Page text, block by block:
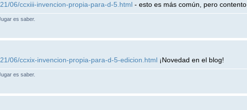
06/ccxiii-invencion-propia-para-d-5.html - esto es más común, pero contento
es saber.
06/ccxix-invencion-propia-para-d-5-edicion.html ¡Novedad en el blog!
es saber.